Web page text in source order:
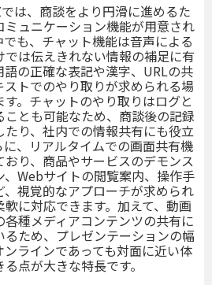
は、商談をより円滑に進めるた
ミュニケーション機能が用意され
でも、チャット機能は音声による
では伝えきれない情報の補足に有
語の正確な表記や漢字、URLの共
ストでのやり取りが求められる場
す。チャットのやり取りはログと
ことも可能なため、商談後の記録
たり、社内での情報共有にも役立
に、リアルタイムでの画面共有機
り、商品やサービスのデモンス
、Webサイトの閲覧案内、操作手
、視覚的なアプローチが求められ
軟に対応できます。加えて、動画
各種メディアコンテンツの共有に
るため、プレゼンテーションの幅
ラインであっても対面に近い体
点が大きな特長です。